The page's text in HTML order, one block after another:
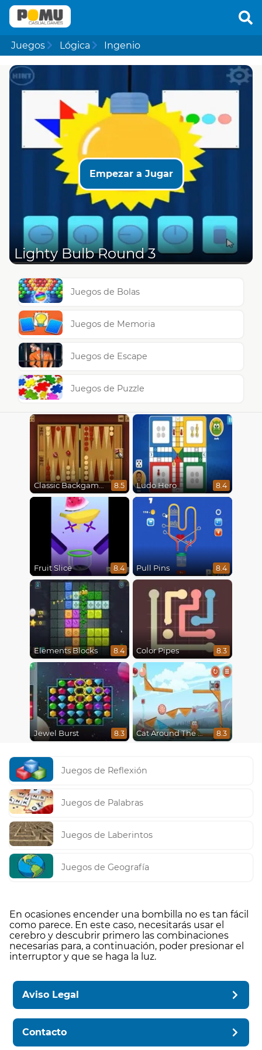
Juegos Lógica Ingenio
Empezar a Jugar
Lighty Bulb Round 3
Juegos de Bolas
Juegos de Memoria
Juegos de Escape
Juegos de Puzzle
Classic Backgammon 8.5 Ludo Hero 8.4
Fruit Slice 8.4 Pull Pins 8.4
Elements Blocks 8.4 Color Pipes 8.3
Jewel Burst 8.3 Cat Around The World 8.3
Juegos de Reflexión
Juegos de Palabras
Juegos de Laberintos
Juegos de Geografía
En ocasiones encender una bombilla no es tan fácil
como parece. En este caso, necesitarás usar el
cerebro y descubrir primero las combinaciones
necesarias para, a continuación, poder presionar el
interruptor y que se haga la luz.
Aviso Legal
Contacto